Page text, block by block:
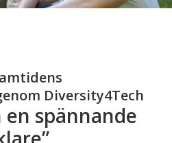
Diversity4Tech
spännande